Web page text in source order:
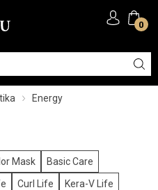
0
Energy
Mask
Basic Care
Curl Life
Kera-V Life